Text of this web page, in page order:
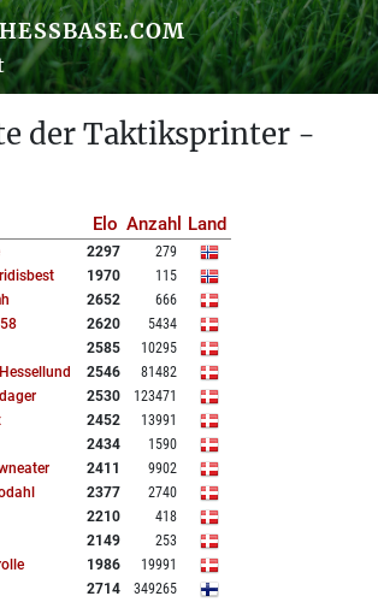
der Taktiksprinter -
Elo Anzahl Land
2297
279
1970
115
2652
666
2620
5434
2585
10295
2546
81482
2530
123471
2452
13991
2434
1590
2411
9902
2377
2740
2210
418
2149
253
1986
19991
2714
349265